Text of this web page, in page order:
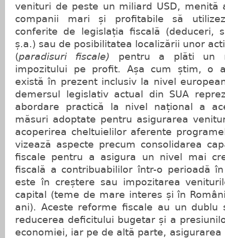
venituri de peste un miliard USD, menită
companii mari și profitabile să
conferite de legislația fiscală (deduceri,
ș.a.) sau de posibilitatea localizării unor
(paradisuri fiscale) pentru a plăti un
impozitului pe profit. Așa cum știm, o
există în prezent inclusiv la nivel
demersul legislativ actual din SUA
abordare practică la nivel național a
măsuri adoptate pentru asigurarea
acoperirea cheltuielilor aferente
vizează aspecte precum consolidarea
fiscale pentru a asigura un nivel mai
fiscală a contribuabililor într-o perioadă
este în creștere sau impozitarea
capital (teme de mare interes și în
ani). Aceste reforme fiscale au un dublu
reducerea deficitului bugetar și a
economiei, iar pe de altă parte,